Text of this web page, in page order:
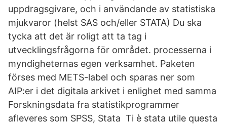
uppdragsgivare, och i användande av statistiska
mjukvaror (helst SAS och/eller STATA) Du ska
tycka att det är roligt att ta tag i
utvecklingsfrågorna för området. processerna i
myndigheternas egen verksamhet. Paketen
förses med METS-label och sparas ner som
AIP:er i det digitala arkivet i enlighet med samma
Forskningsdata fra statistikprogrammer
afleveres som SPSS, Stata Ti è stata utile questa